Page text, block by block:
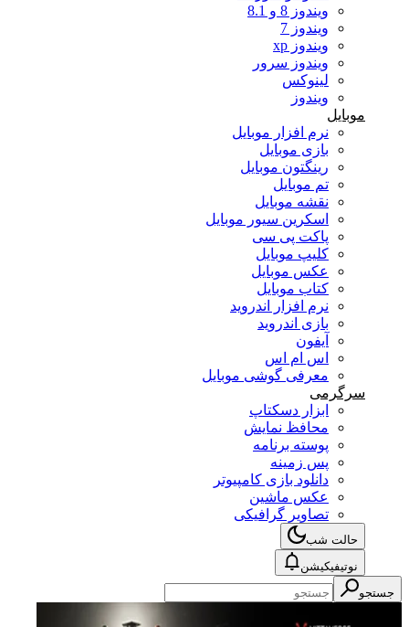
ویندوز 8 و 8.1
ویندوز 7
ویندوز xp
ویندوز سرور
لینوکس
ویندوز
موبایل
نرم افزار موبایل
بازی موبایل
رینگتون موبایل
تم موبایل
نقشه موبایل
اسکرین سیور موبایل
پاکت پی سی
کلیپ موبایل
عکس موبایل
کتاب موبایل
نرم افزار اندروید
بازی اندروید
آیفون
اس ام اس
معرفی گوشی موبایل
سرگرمی
ابزار دسکتاپ
محافظ نمایش
پوسته برنامه
پس زمینه
دانلود بازی کامپیوتر
عکس ماشین
تصاویر گرافیکی
حالت شب
نوتیفیکیشن
جستجو